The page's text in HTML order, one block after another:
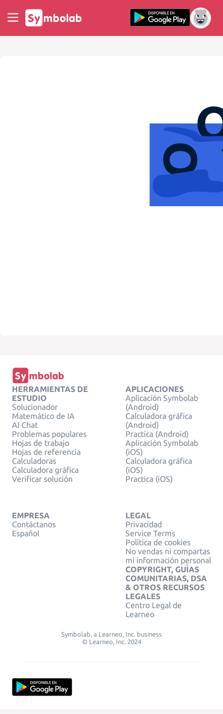
HERRAMIENTAS DE
ESTUDIO
Solucionador
Matemático de IA
AI Chat
Problemas populares
Hojas de trabajo
Hojas de referencia
Calculadoras
Calculadora gráfica
Verificar solución
APLICACIONES
Aplicación Symbolab
(Android)
Calculadora gráfica
(Android)
Practica (Android)
Aplicación Symbolab
(iOS)
Calculadora gráfica
(iOS)
Practica (iOS)
EMPRESA
Contáctanos
Español
LEGAL
Privacidad
Service Terms
Política de cookies
No vendas ni compartas
mi información personal
COPYRIGHT, GUÍAS
COMUNITARIAS, DSA
& OTROS RECURSOS
LEGALES
Centro Legal de
Learneo
Symbolab, a Learneo, Inc. business
© Learneo, Inc. 2024